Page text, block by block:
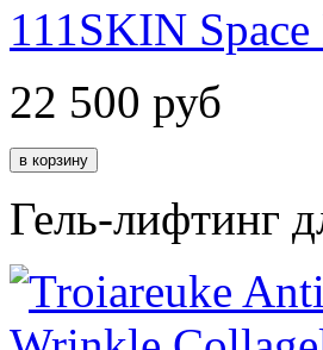
111SKIN
22 500 руб
Гель-лифтинг